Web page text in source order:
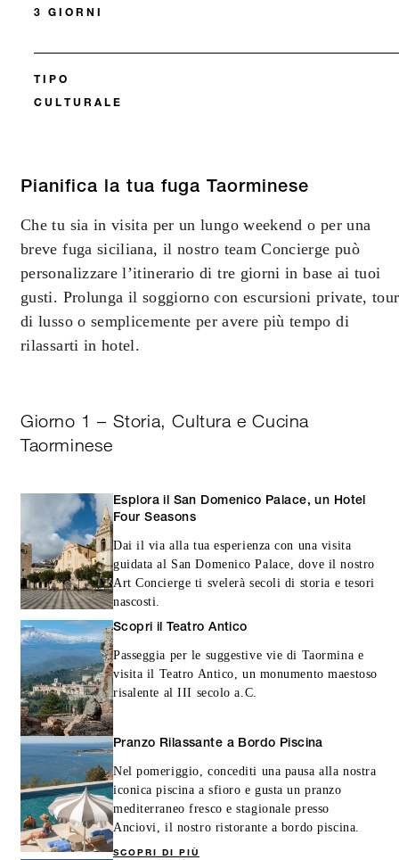
3 GIORNI
TIPO
CULTURALE
Pianifica la tua fuga Taorminese
Che tu sia in visita per un lungo weekend o per una
breve fuga siciliana, il nostro team Concierge può
personalizzare l’itinerario di tre giorni in base ai tuoi
gusti. Prolunga il soggiorno con escursioni private, tour
di lusso o semplicemente per avere più tempo di
rilassarti in hotel.
Giorno 1 – Storia, Cultura e Cucina
Taorminese
Esplora il San Domenico Palace, un Hotel
Four Seasons
Dai il via alla tua esperienza con una visita
guidata al San Domenico Palace, dove il nostro
Art Concierge ti svelerà secoli di storia e tesori
nascosti.
Scopri il Teatro Antico
Passeggia per le suggestive vie di Taormina e
visita il Teatro Antico, un monumento maestoso
risalente al III secolo a.C.
Pranzo Rilassante a Bordo Piscina
Nel pomeriggio, concediti una pausa alla nostra
iconica piscina a sfioro e gusta un pranzo
mediterraneo fresco e stagionale presso
Anciovi, il nostro ristorante a bordo piscina.
SCOPRI DI PIÙ